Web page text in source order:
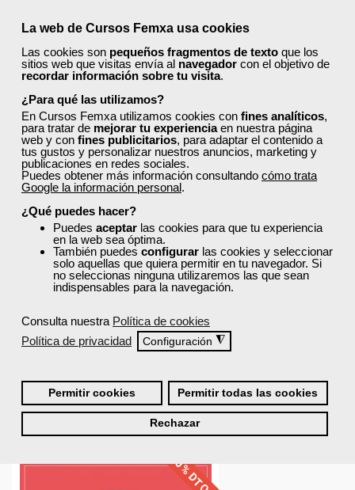
La web de Cursos Femxa usa cookies
Las cookies son pequeños fragmentos de texto que los
sitios web que visitas envía al navegador con el objetivo de
recordar información sobre tu visita.
¿Para qué las utilizamos?
En Cursos Femxa utilizamos cookies con fines analíticos,
para tratar de mejorar tu experienciaen nuestra página
web y con fines publicitarios, para adaptar el contenido a
tus gustos y personalizar nuestros anuncios, marketing y
publicaciones en redes sociales.
Puedes obtener más información consultando cómo trata
Google la información personal.
¿Qué puedes hacer?
Puedes aceptar las cookies para que tu experiencia
en la web sea óptima.
También puedes configurar las cookies y seleccionar
solo aquellas que quiera permitir en tu navegador. Si
no seleccionas ninguna utilizaremos las que sean
indispensables para la navegación.
Consulta nuestra Política de cookies
Política de privacidad
Configuración ◮
Permitir cookies Permitir todas las cookies
Rechazar